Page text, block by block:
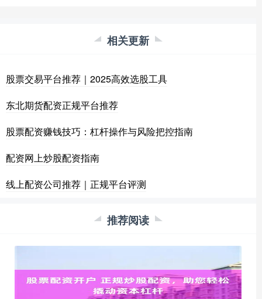
相关更新
股票交易平台推荐｜2025高效选股工具
东北期货配资正规平台推荐
股票配资赚钱技巧：杠杆操作与风险把控指南
配资网上炒股配资指南
线上配资公司推荐｜正规平台评测
推荐阅读